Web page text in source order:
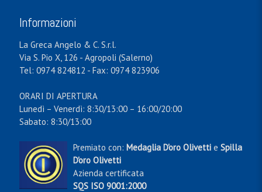
Informazioni
La Greca Angelo & C. S.r.l.
Via S. Pio X, 126 - Agropoli (Salerno)
Tel: 0974 824812 - Fax: 0974 823906
ORARI DI APERTURA
Lunedì – Venerdì: 8:30/13:00 – 16:00/20:00
Sabato: 8:30/13:00
Premiato con: Medaglia D'oro Olivetti e Spilla
D'oro Olivetti
Azienda certificata
SQS ISO 9001:2000